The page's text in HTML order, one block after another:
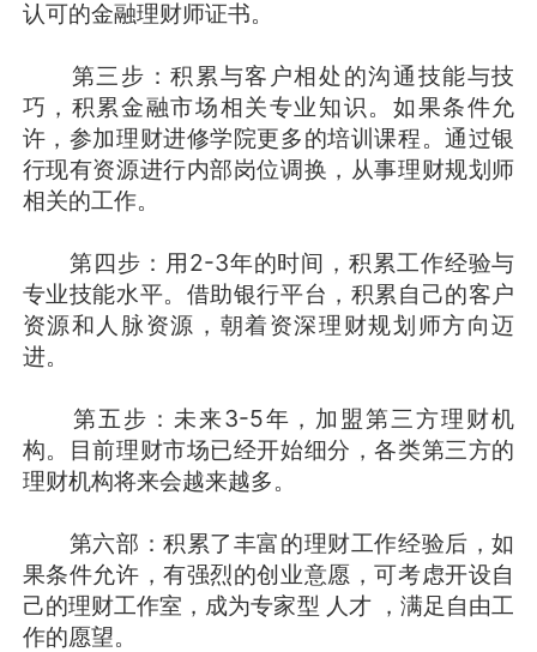
认可的金融理财师证书。
第三步：积累与客户相处的沟通技能与技
巧，积累金融市场相关专业知识。如果条件允
许，参加理财进修学院更多的培训课程。通过银
行现有资源进行内部岗位调换，从事理财规划师
相关的工作。
第四步：用2-3年的时间，积累工作经验与
专业技能水平。借助银行平台，积累自己的客户
资源和人脉资源，朝着资深理财规划师方向迈
进。
第五步：未来3-5年，加盟第三方理财机
构。目前理财市场已经开始细分，各类第三方的
理财机构将来会越来越多。
第六部：积累了丰富的理财工作经验后，如
果条件允许，有强烈的创业意愿，可考虑开设自
己的理财工作室，成为专家型 人才 ，满足自由工
作的愿望。